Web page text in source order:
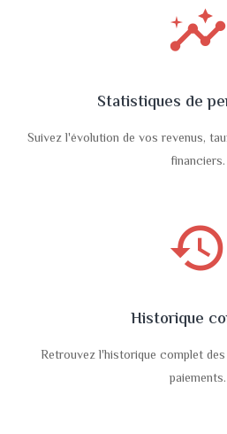
insights
Statistiques de
Suivez l'évolution de vos revenus,
financiers.
history
Historique
Retrouvez l'historique complet
paiements.